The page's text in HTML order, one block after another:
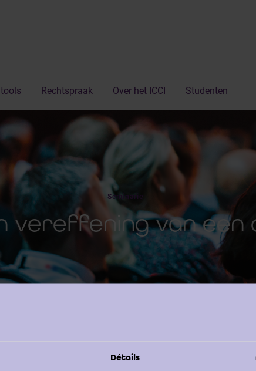
Détails
Rechtspraak Over het ICCI Studenten
Seminarie
vereffening van een